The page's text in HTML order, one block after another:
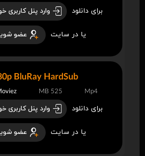
برای دانلود وارد پنل کاربری
یا در سایت عضو
برای دانلود وارد پنل کاربری
یا در سایت عضو
BluRay HardSub
525 MB Mp4